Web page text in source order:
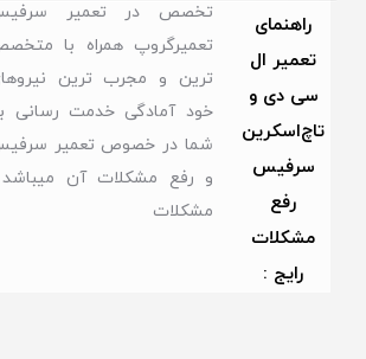
راهنمای
تعمیر ال
سی دی و
تاچ‌اسکرین
سرفیس
رفع
مشکلات
رایج :
تخصص در تعمیر
تعمیرگروپ همراه با
ترین و مجرب ترین
خود آمادگی خدمت رسانی
شما در خصوص تعمیر
و رفع مشکلات آن
مشکلات